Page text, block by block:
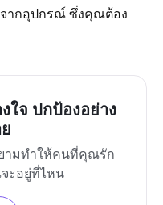
ากอุปกรณ์ ซึ่งคุณต้อง
ใจ ปกป้องอย่าง
ามทำให้คนที่คุณรัก
ะอยู่ที่ไหน